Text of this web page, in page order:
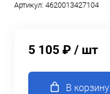
Артикул: 4620013427104
5 105 ₽ / шт
В корзину